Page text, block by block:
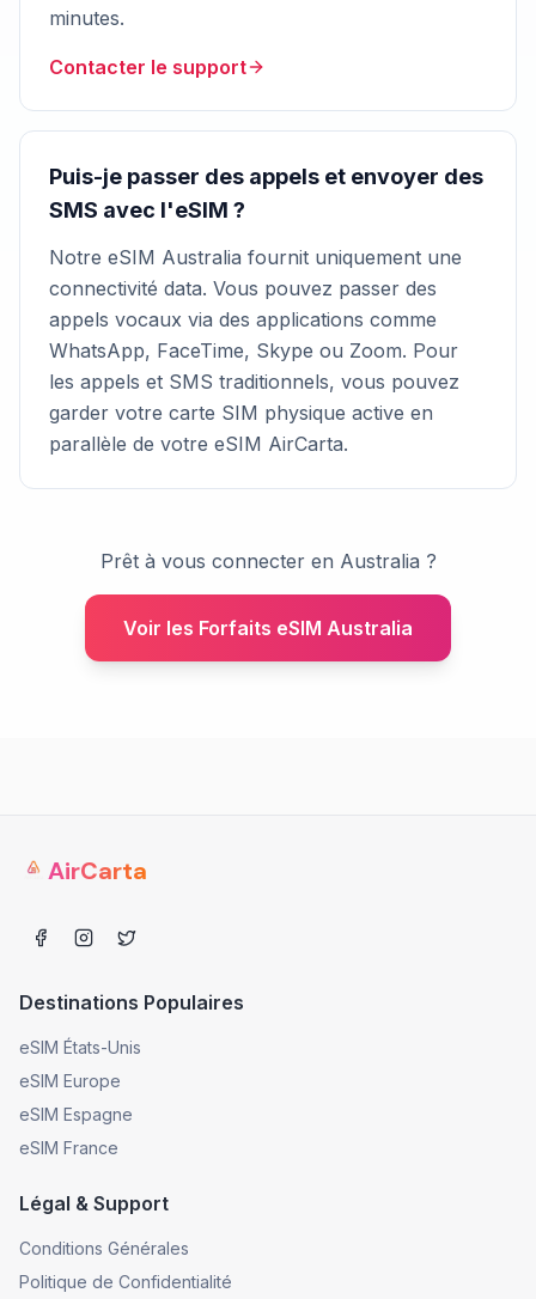
minutes.
Contacter le support
Puis-je passer des appels et envoyer des
SMS avec l'eSIM ?
Notre eSIM Australia fournit uniquement une
connectivité data. Vous pouvez passer des
appels vocaux via des applications comme
WhatsApp, FaceTime, Skype ou Zoom. Pour
les appels et SMS traditionnels, vous pouvez
garder votre carte SIM physique active en
parallèle de votre eSIM AirCarta.
Prêt à vous connecter en Australia ?
Voir les Forfaits eSIM Australia
AirCarta
Destinations Populaires
eSIM États-Unis
eSIM Europe
eSIM Espagne
eSIM France
Légal & Support
Conditions Générales
Politique de Confidentialité